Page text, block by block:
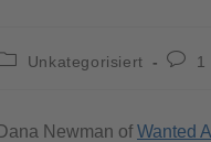
Unkategorisiert 1
Newman ofWanted